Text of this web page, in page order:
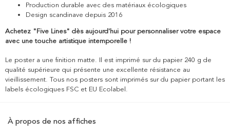
Production durable avec des matériaux écologiques
Design scandinave depuis 2016
Achetez "Five Lines" dès aujourd'hui pour personnaliser votre espace
avec une touche artistique intemporelle !
Le poster a une finition matte. Il est imprimé sur du papier 240 g de
qualité supérieure qui présente une excellente résistance au
vieillissement. Tous nos posters sont imprimés sur du papier portant les
labels écologiques FSC et EU Ecolabel.
À propos de nos affiches